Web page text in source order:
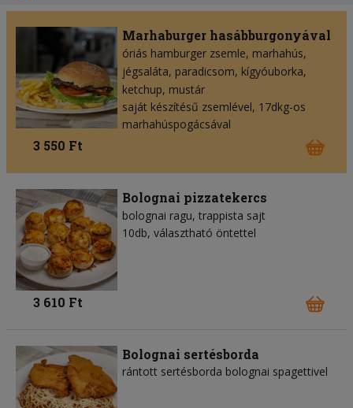
Marhaburger hasábburgonyával
óriás hamburger zsemle marhahús
jégsaláta paradicsom kígyóuborka
ketchup mustár
saját készítésű zsemlével, 17dkg-os
marhahúspogácsával
3 550 Ft
Bolognai pizzatekercs
bolognai ragu trappista sajt
10db, választható öntettel
3 610 Ft
Bolognai sertésborda
rántott sertésborda bolognai spagettivel